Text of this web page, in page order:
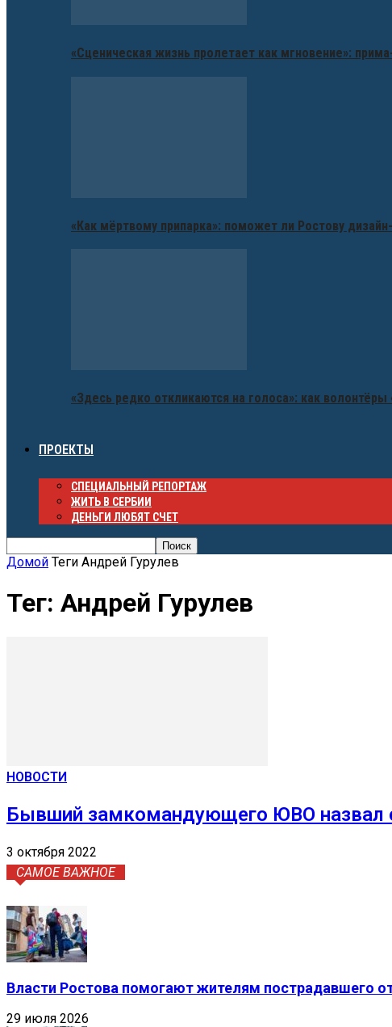
«Сценическая жизнь пролетает как мгновение»:
«Как мёртвому припарка»: поможет ли Ростову
«Здесь редко откликаются на голоса»: как
ПРОЕКТЫ
СПЕЦИАЛЬНЫЙ РЕПОРТАЖ
ЖИТЬ В СЕРБИИ
ДЕНЬГИ ЛЮБЯТ СЧЕТ
Домой Теги Андрей Гурулев
Тег: Андрей Гурулев
НОВОСТИ
Бывший замкомандующего ЮВО назвал
3 октября 2022
САМОЕ ВАЖНОЕ
Власти Ростова помогают жителям пострадавшего
29 июля 2026